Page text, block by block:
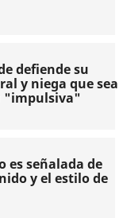
defiende su
y niega que sea
"impulsiva"
es señalada de
y el estilo de